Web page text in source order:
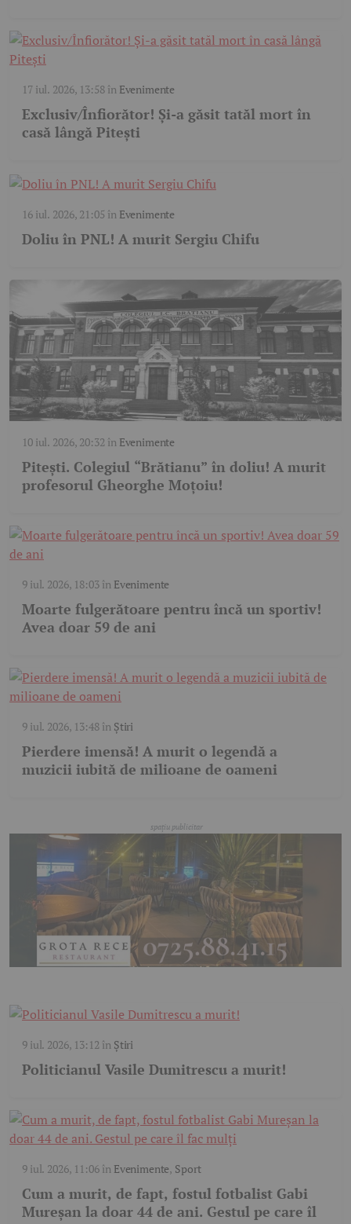
17 iul. 2026, 13:58în Evenimente
Exclusiv/Înfiorător! Și-a găsit tatăl mort în
casă lângă Pitești
16 iul. 2026, 21:05 în Evenimente
Doliu în PNL! A murit Sergiu Chifu
10 iul. 2026, 20:32 în Evenimente
Pitești. Colegiul “Brătianu” în doliu! A murit
profesorul Gheorghe Moțoiu!
9 iul. 2026, 18:03în Evenimente
Moarte fulgerătoare pentru încă un sportiv!
Avea doar 59 de ani
9 iul. 2026, 13:48în Știri
Pierdere imensă! A murit o legendă a
muzicii iubită de milioane de oameni
9 iul. 2026, 13:12 în Știri
Politicianul Vasile Dumitrescu a murit!
9 iul. 2026, 11:06în Evenimente, Sport
Cum a murit, de fapt, fostul fotbalist Gabi
Mureșan la doar 44 de ani. Gestul pe care îl